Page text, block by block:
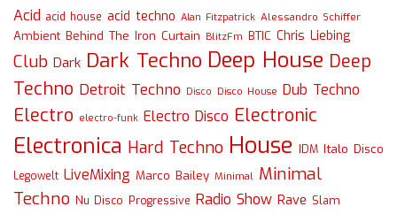
Acid acid house acid techno Alan Fitzpatrick Alessandro Schiffer
Ambient Behind The Iron Curtain BlitzFm BTIC Chris Liebing
Club Dark Dark Techno Deep House Deep
Techno Detroit Techno Disco Disco House Dub Techno
Electro electro-funk Electro Disco Electronic
Electronica Hard Techno House IDM Italo Disco
Legowelt LiveMixing Marco Bailey Minimal Minimal
Techno Nu Disco Progressive Radio Show Rave Slam